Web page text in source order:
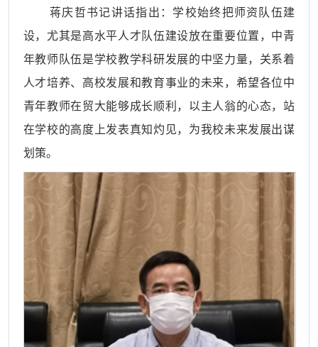
蒋庆哲书记讲话指出：学校始终把师资队伍建
设，尤其是高水平人才队伍建设放在重要位置，中青
年教师队伍是学校教学科研发展的中坚力量，关系着
人才培养、高校发展和教育事业的未来，希望各位中
青年教师在贸大能够成长顺利，以主人翁的心态，站
在学校的高度上发表真知灼见，为我校未来发展出谋
划策。